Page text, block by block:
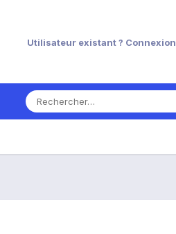
Utilisateur existant ? Connexion